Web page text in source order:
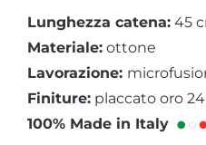
Lunghezza catena: 45
Materiale: ottone
Lavorazione:
Finiture: placcato oro
100% Made in Italy